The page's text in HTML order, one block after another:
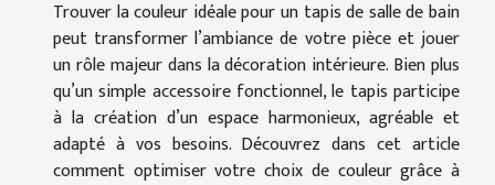
Trouver la couleur idéale pour un tapis de salle de bain
peut transformer l’ambiance de votre pièce et jouer
un rôle majeur dans la décoration intérieure. Bien plus
qu’un simple accessoire fonctionnel, le tapis participe
à la création d’un espace harmonieux, agréable et
adapté à vos besoins. Découvrez dans cet article
comment optimiser votre choix de couleur grâce à